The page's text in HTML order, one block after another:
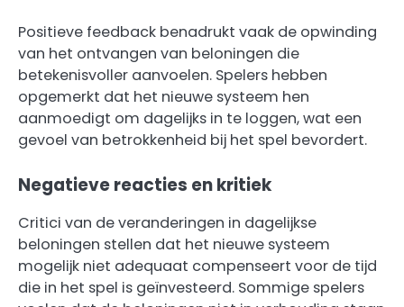
Positieve feedback benadrukt vaak de opwinding
van het ontvangen van beloningen die
betekenisvoller aanvoelen. Spelers hebben
opgemerkt dat het nieuwe systeem hen
aanmoedigt om dagelijks in te loggen, wat een
gevoel van betrokkenheid bij het spel bevordert.
Negatieve reacties en kritiek
Critici van de veranderingen in dagelijkse
beloningen stellen dat het nieuwe systeem
mogelijk niet adequaat compenseert voor de tijd
die in het spel is geïnvesteerd. Sommige spelers